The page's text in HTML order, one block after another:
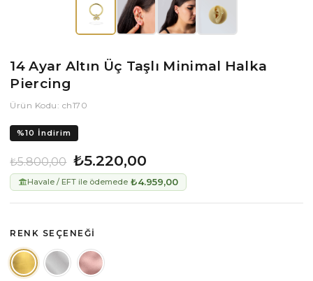
14 Ayar Altın Üç Taşlı Minimal Halka
Piercing
Ürün Kodu: ch170
%10 İndirim
₺5.800,00 ₺5.220,00
Havale / EFT ile ödemede ₺4.959,00
RENK SEÇENEĞI